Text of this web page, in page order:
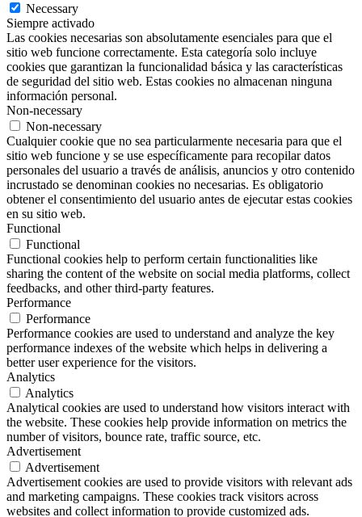
Necessary
Siempre activado
Las cookies necesarias son absolutamente esenciales para que el
sitio web funcione correctamente. Esta categoría solo incluye
cookies que garantizan la funcionalidad básica y las características
de seguridad del sitio web. Estas cookies no almacenan ninguna
información personal.
Non-necessary
Non-necessary
Cualquier cookie que no sea particularmente necesaria para que el
sitio web funcione y se use específicamente para recopilar datos
personales del usuario a través de análisis, anuncios y otro contenido
incrustado se denominan cookies no necesarias. Es obligatorio
obtener el consentimiento del usuario antes de ejecutar estas cookies
en su sitio web.
Functional
Functional
Functional cookies help to perform certain functionalities like
sharing the content of the website on social media platforms, collect
feedbacks, and other third-party features.
Performance
Performance
Performance cookies are used to understand and analyze the key
performance indexes of the website which helps in delivering a
better user experience for the visitors.
Analytics
Analytics
Analytical cookies are used to understand how visitors interact with
the website. These cookies help provide information on metrics the
number of visitors, bounce rate, traffic source, etc.
Advertisement
Advertisement
Advertisement cookies are used to provide visitors with relevant ads
and marketing campaigns. These cookies track visitors across
websites and collect information to provide customized ads.